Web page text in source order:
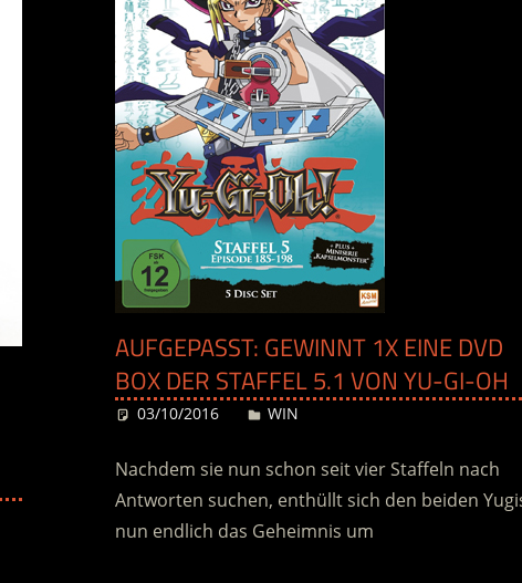
AUFGEPASST: GEWINNT 1X EINE DVD
BOX DER STAFFEL 5.1 VON YU-GI-OH
03/10/2016 Desiree
WIN
Nachdem sie nun schon seit vier Staffeln nach
Antworten suchen, enthüllt sich den beiden
nun endlich das Geheimnis um